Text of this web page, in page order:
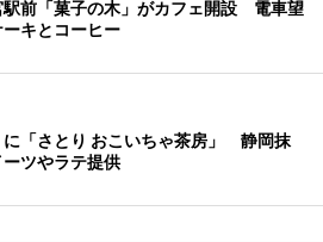
駅前「菓子の木」がカフェ開設 電車望
キとコーヒー
に「さとり おこいちゃ茶房」 静岡抹
ツやラテ提供